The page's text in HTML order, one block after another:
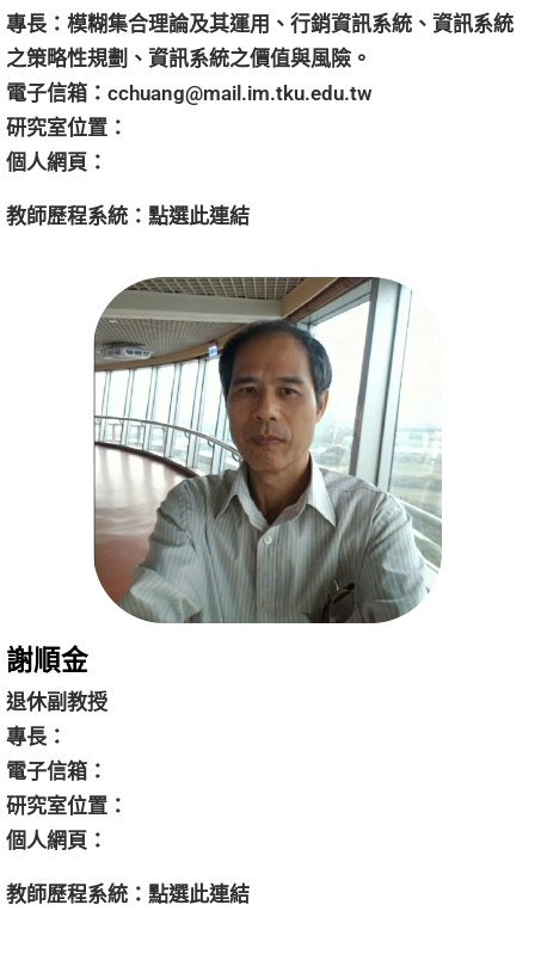
專長：模糊集合理論及其運用、行銷資訊系統、資訊系統
之策略性規劃、資訊系統之價值與風險。
電子信箱： cchuang@mail.im.tku.edu.tw
研究室位置：
個人網頁：
教師歷程系統： 點選此連結
謝順金
退休副教授
專長：
電子信箱：
研究室位置：
個人網頁：
教師歷程系統： 點選此連結